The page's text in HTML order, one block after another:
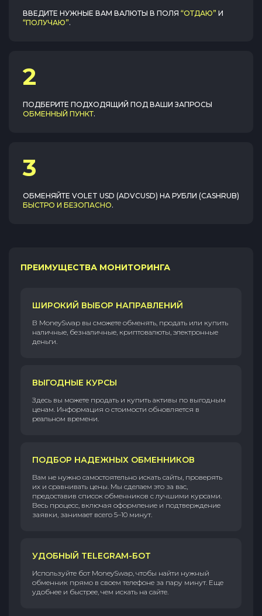
ВВЕДИТЕ НУЖНЫЕ ВАМ ВАЛЮТЫ В ПОЛЯ “ОТДАЮ” И
“ПОЛУЧАЮ”.
2
ПОДБЕРИТЕ ПОДХОДЯЩИЙ ПОД ВАШИ ЗАПРОСЫ
ОБМЕННЫЙ ПУНКТ.
3
ОБМЕНЯЙТЕ VOLET USD (ADVCUSD) НА РУБЛИ (CASHRUB)
БЫСТРО И БЕЗОПАСНО.
ПРЕИМУЩЕСТВА МОНИТОРИНГА
ШИРОКИЙ ВЫБОР НАПРАВЛЕНИЙ
В MoneySwap вы сможете обменять, продать или купить
наличные, безналичные, криптовалюты, электронные
деньги.
ВЫГОДНЫЕ КУРСЫ
Здесь вы можете продать и купить активы по выгодным
ценам. Информация о стоимости обновляется в
реальном времени.
ПОДБОР НАДЕЖНЫХ ОБМЕННИКОВ
Вам не нужно самостоятельно искать сайты, проверять
их и сравнивать цены. Мы сделаем это за вас,
предоставив список обменников с лучшими курсами.
Весь процесс, включая оформление и подтверждение
заявки, занимает всего 5–10 минут.
УДОБНЫЙ TELEGRAM-БОТ
Используйте бот MoneySwap, чтобы найти нужный
обменник прямо в своем телефоне за пару минут. Еще
удобнее и быстрее, чем искать на сайте.